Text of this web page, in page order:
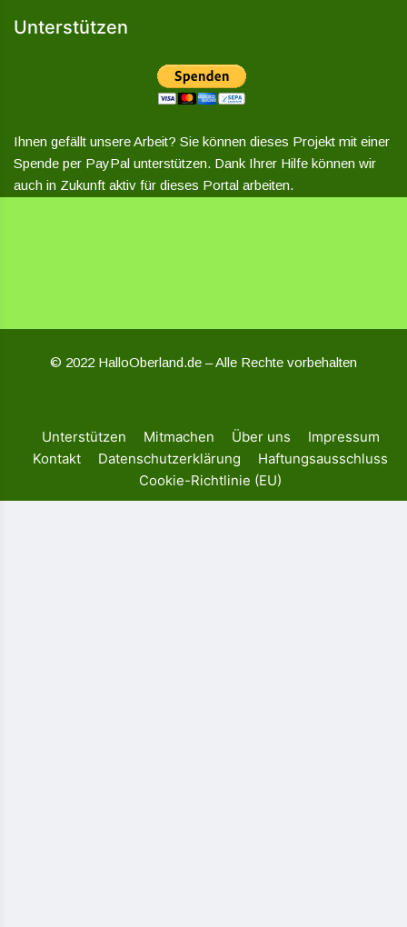
Unterstützen
Ihnen gefällt unsere Arbeit? Sie können dieses Projekt mit einer
Spende per PayPal unterstützen. Dank Ihrer Hilfe können wir
auch in Zukunft aktiv für dieses Portal arbeiten.
© 2022 HalloOberland.de – Alle Rechte vorbehalten
Unterstützen Mitmachen Über uns
Impressum
Kontakt
Datenschutzerklärung
Haftungsausschluss
Cookie-Richtlinie (EU)